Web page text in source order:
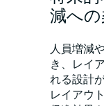
減へ
人員増減
き、レイ
れる設計
レイアウ